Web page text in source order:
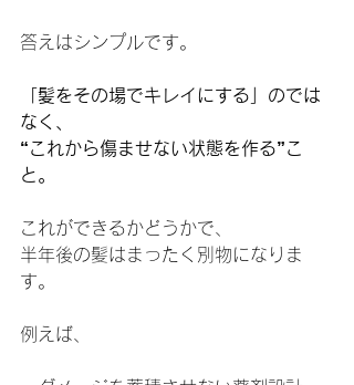
答えはシンプルです。
「髪をその場でキレイにする」のでは
なく、
“これから傷ませない状態を作る”こ
と。
これができるかどうかで、
半年後の髪はまったく別物になりま
す。
例えば、